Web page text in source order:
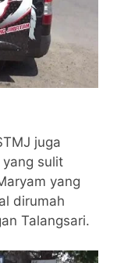
juga
sulit
yang
dirumah
Talangsari.